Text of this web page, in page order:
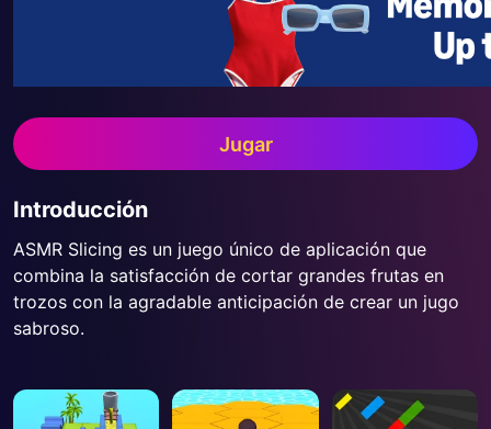
Jugar
Introducción
ASMR Slicing es un juego único de aplicación que
combina la satisfacción de cortar grandes frutas en
trozos con la agradable anticipación de crear un jugo
sabroso.